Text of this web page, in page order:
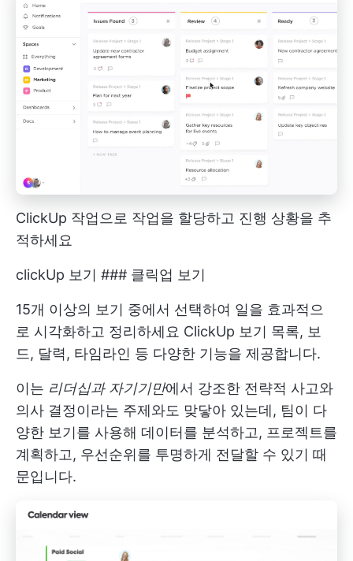
ClickUp 작업으로 작업을 할당하고 진행 상황을 추
적하세요
clickUp 보기 ### 클릭업 보기
15개 이상의 보기 중에서 선택하여 일을 효과적으
로 시각화하고 정리하세요 ClickUp 보기 목록, 보
드, 달력, 타임라인 등 다양한 기능을 제공합니다.
이는 리더십과 자기기만에서 강조한 전략적 사고와
의사 결정이라는 주제와도 맞닿아 있는데, 팀이 다
양한 보기를 사용해 데이터를 분석하고, 프로젝트를
계획하고, 우선순위를 투명하게 전달할 수 있기 때
문입니다.